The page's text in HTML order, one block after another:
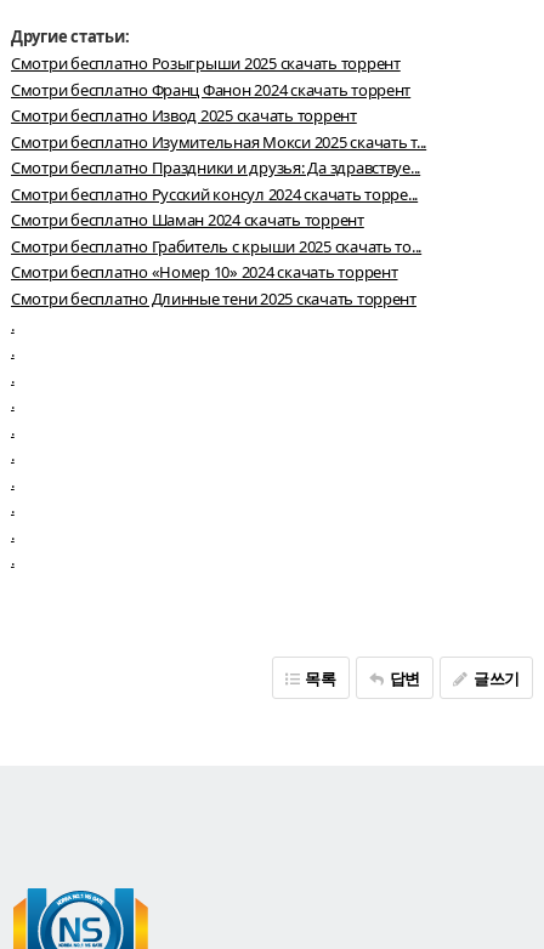
Другие статьи:
Смотри бесплатно Розыгрыши 2025 скачать торрент
Смотри бесплатно Франц Фанон 2024 скачать торрент
Смотри бесплатно Извод 2025 скачать торрент
Смотри бесплатно Изумительная Мокси 2025 скачать т...
Смотри бесплатно Праздники и друзья: Да здравствуе...
Смотри бесплатно Русский консул 2024 скачать торре...
Смотри бесплатно Шаман 2024 скачать торрент
Смотри бесплатно Грабитель с крыши 2025 скачать то...
Смотри бесплатно «Номер 10» 2024 скачать торрент
Смотри бесплатно Длинные тени 2025 скачать торрент
.
.
.
.
.
.
.
.
.
.
목록 답변 글쓰기